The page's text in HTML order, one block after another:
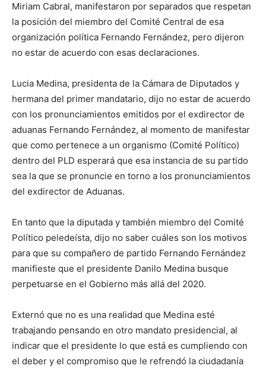
Miriam Cabral, manifestaron por separados que respetan
la posición del miembro del Comité Central de esa
organización política Fernando Fernández, pero dijeron
no estar de acuerdo con esas declaraciones.
Lucia Medina, presidenta de la Cámara de Diputados y
hermana del primer mandatario, dijo no estar de acuerdo
con los pronunciamientos emitidos por el exdirector de
aduanas Fernando Fernández, al momento de manifestar
que como pertenece a un organismo (Comité Político)
dentro del PLD esperará que esa instancia de su partido
sea la que se pronuncie en torno a los pronunciamientos
del exdirector de Aduanas.
En tanto que la diputada y también miembro del Comité
Político peledeísta, dijo no saber cuáles son los motivos
para que su compañero de partido Fernando Fernández
manifieste que el presidente Danilo Medina busque
perpetuarse en el Gobierno más allá del 2020.
Externó que no es una realidad que Medina esté
trabajando pensando en otro mandato presidencial, al
indicar que el presidente lo que está es cumpliendo con
el deber y el compromiso que le refrendó la ciudadanía